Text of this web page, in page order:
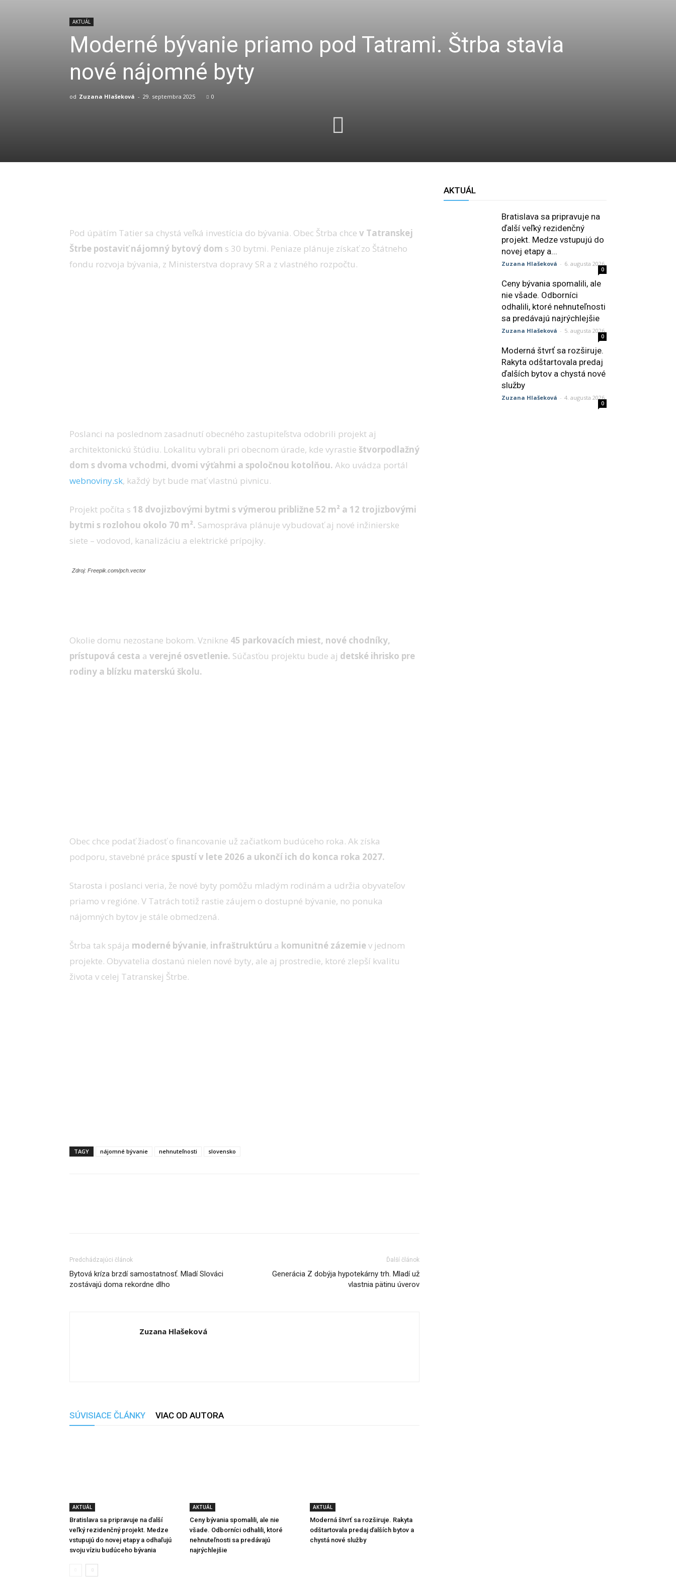
AKTUÁL
Moderné bývanie priamo pod Tatrami. Štrba stavia
nové nájomné byty
od Zuzana Hlašeková - 29. septembra 2025 0
Pod úpätím Tatier sa chystá veľká investícia do bývania. Obec Štrba chce v Tatranskej
Štrbe postaviť nájomný bytový dom s 30 bytmi. Peniaze plánuje získať zo Štátneho
fondu rozvoja bývania, z Ministerstva dopravy SR a z vlastného rozpočtu.
Poslanci na poslednom zasadnutí obecného zastupiteľstva odobrili projekt aj
architektonickú štúdiu. Lokalitu vybrali pri obecnom úrade, kde vyrastie štvorpodlažný
dom s dvoma vchodmi, dvomi výťahmi a spoločnou kotolňou. Ako uvádza portál
webnoviny.sk, každý byt bude mať vlastnú pivnicu.
Projekt počíta s 18 dvojizbovými bytmi s výmerou približne 52 m² a 12 trojizbovými
bytmi s rozlohou okolo 70 m². Samospráva plánuje vybudovať aj nové inžinierske
siete – vodovod, kanalizáciu a elektrické prípojky.
Zdroj: Freepik.com/pch.vector
Okolie domu nezostane bokom. Vznikne 45 parkovacích miest, nové chodníky,
prístupová cesta a verejné osvetlenie. Súčasťou projektu bude aj detské ihrisko pre
rodiny a blízku materskú školu.
Obec chce podať žiadosť o financovanie už začiatkom budúceho roka. Ak získa
podporu, stavebné práce spustí v lete 2026 a ukončí ich do konca roka 2027.
Starosta i poslanci veria, že nové byty pomôžu mladým rodinám a udržia obyvateľov
priamo v regióne. V Tatrách totiž rastie záujem o dostupné bývanie, no ponuka
nájomných bytov je stále obmedzená.
Štrba tak spája moderné bývanie, infraštruktúru a komunitné zázemiev jednom
projekte. Obyvatelia dostanú nielen nové byty, ale aj prostredie, ktoré zlepší kvalitu
života v celej Tatranskej Štrbe.
TAGY nájomné bývanie nehnuteľnosti slovensko
Predchádzajúci článok
Bytová kríza brzdí samostatnosť. Mladí Slováci
zostávajú doma rekordne dlho
Ďalší článok
Generácia Z dobýja hypotekárny trh. Mladí už
vlastnia pätinu úverov
Zuzana Hlašeková
SÚVISIACE ČLÁNKY VIAC OD AUTORA
AKTUÁL
Bratislava sa pripravuje na ďalší
veľký rezidenčný projekt. Medze
vstupujú do novej etapy a odhaľujú
svoju víziu budúceho bývania
AKTUÁL
Ceny bývania spomalili, ale nie
všade. Odborníci odhalili, ktoré
nehnuteľnosti sa predávajú
najrýchlejšie
AKTUÁL
Moderná štvrť sa rozširuje. Rakyta
odštartovala predaj ďalších bytov a
chystá nové služby
AKTUÁL
Bratislava sa pripravuje na
ďalší veľký rezidenčný
projekt. Medze vstupujú do
novej etapy a...
Zuzana Hlašeková - 6. augusta 2026
0
Ceny bývania spomalili, ale
nie všade. Odborníci
odhalili, ktoré nehnuteľnosti
sa predávajú najrýchlejšie
Zuzana Hlašeková - 5. augusta 2026
0
Moderná štvrť sa rozširuje.
Rakyta odštartovala predaj
ďalších bytov a chystá nové
služby
Zuzana Hlašeková - 4. augusta 2026
0